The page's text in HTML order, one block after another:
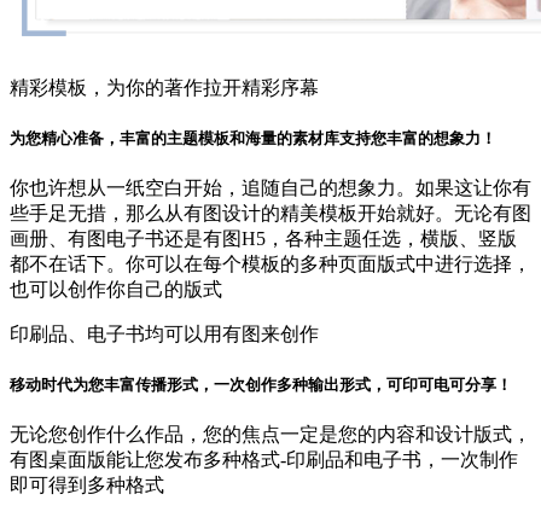
精彩模板，为你的著作拉开精彩序幕
为您精心准备，丰富的主题模板和海量的素材库支持您丰富的想象力！
你也许想从一纸空白开始，追随自己的想象力。如果这让你有
些手足无措，那么从有图设计的精美模板开始就好。无论有图
画册、有图电子书还是有图H5，各种主题任选，横版、竖版
都不在话下。你可以在每个模板的多种页面版式中进行选择，
也可以创作你自己的版式
印刷品、电子书均可以用有图来创作
移动时代为您丰富传播形式，一次创作多种输出形式，可印可电可分享！
无论您创作什么作品，您的焦点一定是您的内容和设计版式，
有图桌面版能让您发布多种格式-印刷品和电子书，一次制作
即可得到多种格式